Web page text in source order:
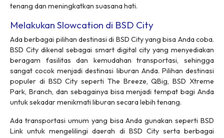
tenang dan meningkatkan suasana hati.
Melakukan Slowcation di BSD City
Ada berbagai pilihan destinasi di BSD City yang bisa Anda coba.
BSD City dikenal sebagai smart digital city yang menyediakan
beragam fasilitas dan kemudahan transportasi, sehingga
sangat cocok menjadi destinasi liburan Anda. Pilihan destinasi
populer di BSD City seperti The Breeze, QBig, BSD Xtreme
Park, Branch, dan sebagainya bisa menjadi tempat bagi Anda
untuk sekadar menikmati liburan secara lebih tenang.
Ada transportasi umum yang bisa Anda gunakan seperti BSD
Link untuk mengelilingi daerah di BSD City serta berbagai